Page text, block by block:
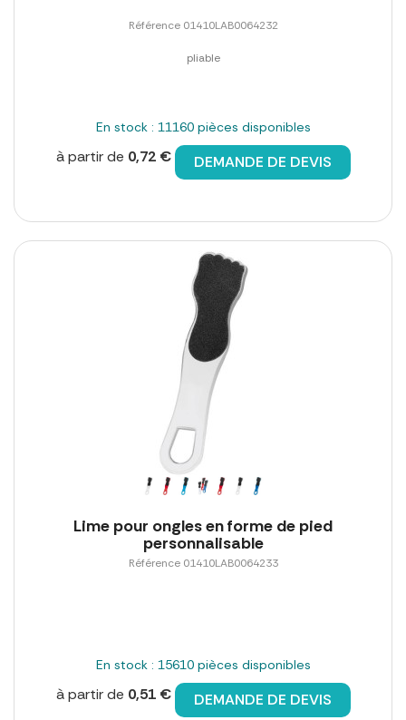
Référence 01410LAB0064232
pliable
En stock : 11160 pièces disponibles
à partir de 0,72 € DEMANDE DE DEVIS
Lime pour ongles en forme de pied
personnalisable
Référence 01410LAB0064233
En stock : 15610 pièces disponibles
à partir de 0,51 € DEMANDE DE DEVIS